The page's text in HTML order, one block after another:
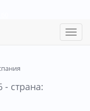
Toggle
страна: